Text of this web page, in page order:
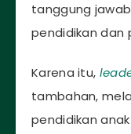
tanggung
pendidikan dan
Karena itu,
tambahan,
pendidikan